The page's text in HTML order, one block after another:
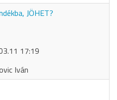
JÖHET?
17:19
Iván